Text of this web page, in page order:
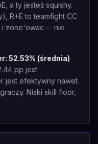
a ty jesteś squishy.
R+E to teamfight CC
i zone'owac -- nie
52.53% (średnia)
pp jest
jest efektywny nawet
Niski skill floor,